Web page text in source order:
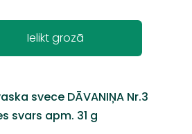
Ielikt grozā
svece DĀVANIŅA Nr.3
svars apm. 31 g